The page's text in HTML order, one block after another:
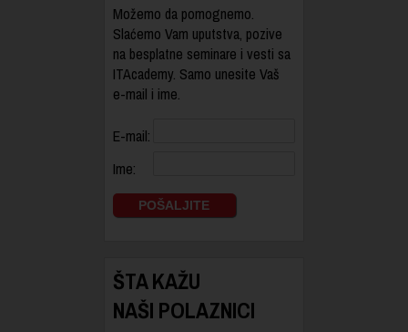
Možemo da pomognemo.
Slaćemo Vam uputstva, pozive
na besplatne seminare i vesti sa
ITAcademy. Samo unesite Vaš
e-mail i ime.
E-mail:
Ime:
ŠTA KAŽU
NAŠI POLAZNICI